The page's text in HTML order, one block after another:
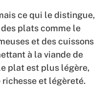
ce qui le distingue,
plats comme le
et des cuissons
à la viande de
plat est plus légère,
et légèreté.